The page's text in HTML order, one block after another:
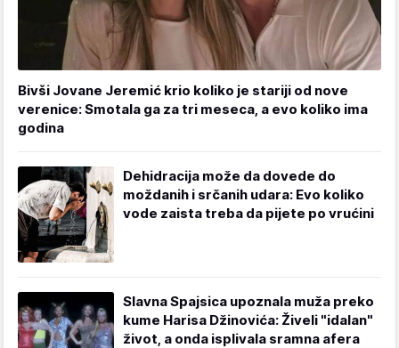
Bivši Jovane Jeremić krio koliko je stariji od nove
verenice: Smotala ga za tri meseca, a evo koliko ima
godina
Dehidracija može da dovede do
moždanih i srčanih udara: Evo koliko
vode zaista treba da pijete po vrućini
Slavna Spajsica upoznala muža preko
kume Harisa Džinovića: Živeli "idalan"
život, a onda isplivala sramna afera